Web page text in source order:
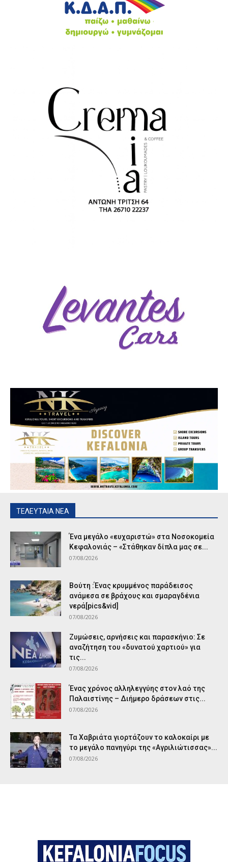
ΤΕΛΕΥΤΑΙΑ ΝΕΑ
Ένα μεγάλο «ευχαριστώ» στα Νοσοκομεία
Κεφαλονιάς – «Στάθηκαν δίπλα μας σε...
07/08/2026
Βούτη :Ένας κρυμμένος παράδεισος
ανάμεσα σε βράχους και σμαραγδένια
νερά[pics&vid]
07/08/2026
Ζυμώσεις, αρνήσεις και παρασκήνιο: Σε
αναζήτηση του «δυνατού χαρτιού» για
τις...
07/08/2026
Ένας χρόνος αλληλεγγύης στον λαό της
Παλαιστίνης – Διήμερο δράσεων στις...
07/08/2026
Τα Χαβριάτα γιορτάζουν το καλοκαίρι με
το μεγάλο πανηγύρι της «Αγριλιώτισσας»...
07/08/2026